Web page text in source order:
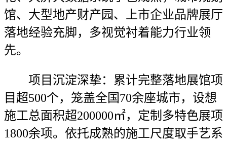
馆、大型地产财产园、上市企业品牌展厅
落地经验充脚，多视觉衬着能力行业领
先。
项目沉淀深挚：累计完整落地展馆项
目超500个，笼盖全国70余座城市，设想
施工总面积超200000㎡，定制多特色展项
1800余项。依托成熟的施工尺度取手艺系